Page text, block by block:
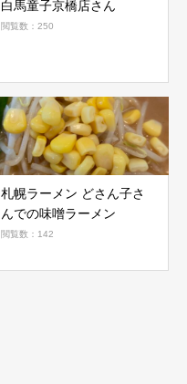
白馬童子京橋店さん
閲覧数：250
札幌ラーメン どさん子さ
んでの味噌ラーメン
閲覧数：142